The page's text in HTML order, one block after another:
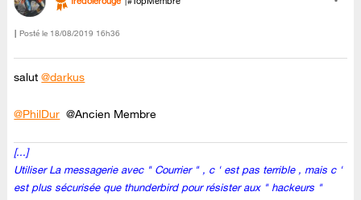
Posté le ‎18/08/2019 16h36
salut@darkus
@PhilDur @Ancien Membre
[...]
Utiliser La messagerie avec " Courrier " , c ' est pas terrible , mais c '
est plus sécurisée que thunderbird pour résister aux " hackeurs "